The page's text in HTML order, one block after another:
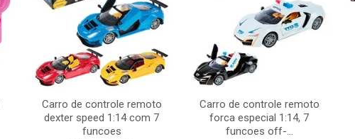
Carro de controle remoto
dexter speed 1:14 com 7
funcoes
Carro de controle remoto
forca especial 1:14, 7
funcoes off-...